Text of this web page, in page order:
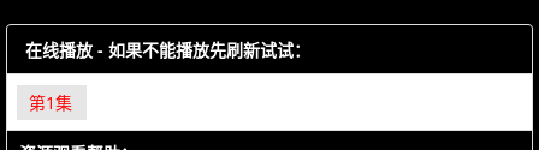
在线播放 - 如果不能播放先刷新试试：
第1集